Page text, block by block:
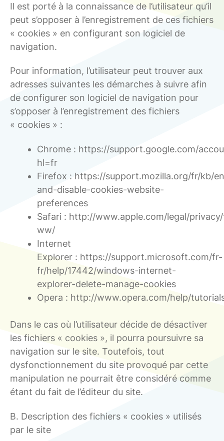
Il est porté à la connaissance de l’utilisateur qu’il
peut s’opposer à l’enregistrement de ces fichiers
« cookies » en configurant son logiciel de
navigation.
Pour information, l’utilisateur peut trouver aux
adresses suivantes les démarches à suivre afin
de configurer son logiciel de navigation pour
s’opposer à l’enregistrement des fichiers
« cookies » :
Chrome : https://support.google.com/
hl=fr
Firefox : https://support.mozilla.org/fr/kb/
and-disable-cookies-website-
preferences
Safari : http://www.apple.com/legal/
ww/
Internet
Explorer : https://support.microsoft.com/fr-
fr/help/17442/windows-internet-
explorer-delete-manage-cookies
Opera : http://www.opera.com/help/
Dans le cas où l’utilisateur décide de désactiver
les fichiers « cookies », il pourra poursuivre sa
navigation sur le site. Toutefois, tout
dysfonctionnement du site provoqué par cette
manipulation ne pourrait être considéré comme
étant du fait de l’éditeur du site.
B. Description des fichiers « cookies » utilisés
par le site